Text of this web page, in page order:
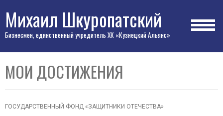
Михаил Шкуропатский
Бизнесмен, единственный учредитель ХК «Кузнецкий Альянс»
МОИ ДОСТИЖЕНИЯ
ГОСУДАРСТВЕННЫЙ ФОНД «ЗАЩИТНИКИ ОТЕЧЕСТВА»